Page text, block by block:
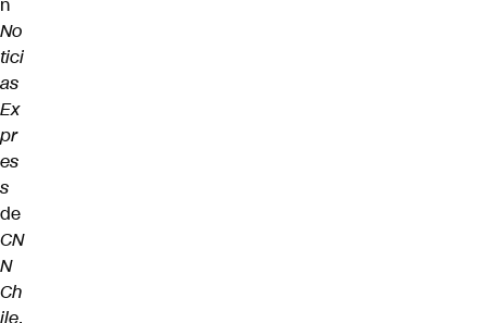
No
tici
as
Ex
pr
es
s
de
CN
N
Ch